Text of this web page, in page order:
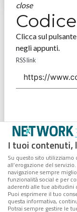
I tuoi contenuti,
Su questo sito utilizziamo
all’erogazione del
navigazione sempre
funzionalità social e per
aderenti alle tue abitudini
Puoi esprimere il tuo
questa informativa,
Potrai sempre gestire le
close
Clicca sul
negli appunti.
RSS link